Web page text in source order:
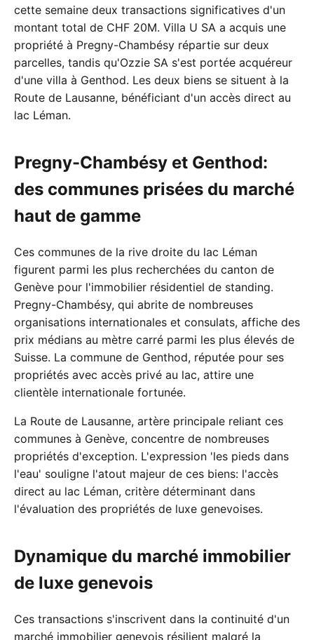
cette semaine deux transactions significatives d'un
montant total de CHF 20M. Villa U SA a acquis une
propriété à Pregny-Chambésy répartie sur deux
parcelles, tandis qu'Ozzie SA s'est portée acquéreur
d'une villa à Genthod. Les deux biens se situent à la
Route de Lausanne, bénéficiant d'un accès direct au
lac Léman.
Pregny-Chambésy et Genthod:
des communes prisées du marché
haut de gamme
Ces communes de la rive droite du lac Léman
figurent parmi les plus recherchées du canton de
Genève pour l'immobilier résidentiel de standing.
Pregny-Chambésy, qui abrite de nombreuses
organisations internationales et consulats, affiche des
prix médians au mètre carré parmi les plus élevés de
Suisse. La commune de Genthod, réputée pour ses
propriétés avec accès privé au lac, attire une
clientèle internationale fortunée.
La Route de Lausanne, artère principale reliant ces
communes à Genève, concentre de nombreuses
propriétés d'exception. L'expression 'les pieds dans
l'eau' souligne l'atout majeur de ces biens: l'accès
direct au lac Léman, critère déterminant dans
l'évaluation des propriétés de luxe genevoises.
Dynamique du marché immobilier
de luxe genevois
Ces transactions s'inscrivent dans la continuité d'un
marché immobilier genevois résilient malgré la